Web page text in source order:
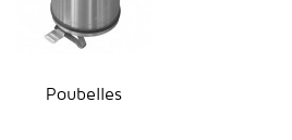
Poubelles